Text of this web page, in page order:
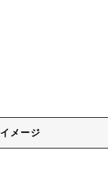
イメージ